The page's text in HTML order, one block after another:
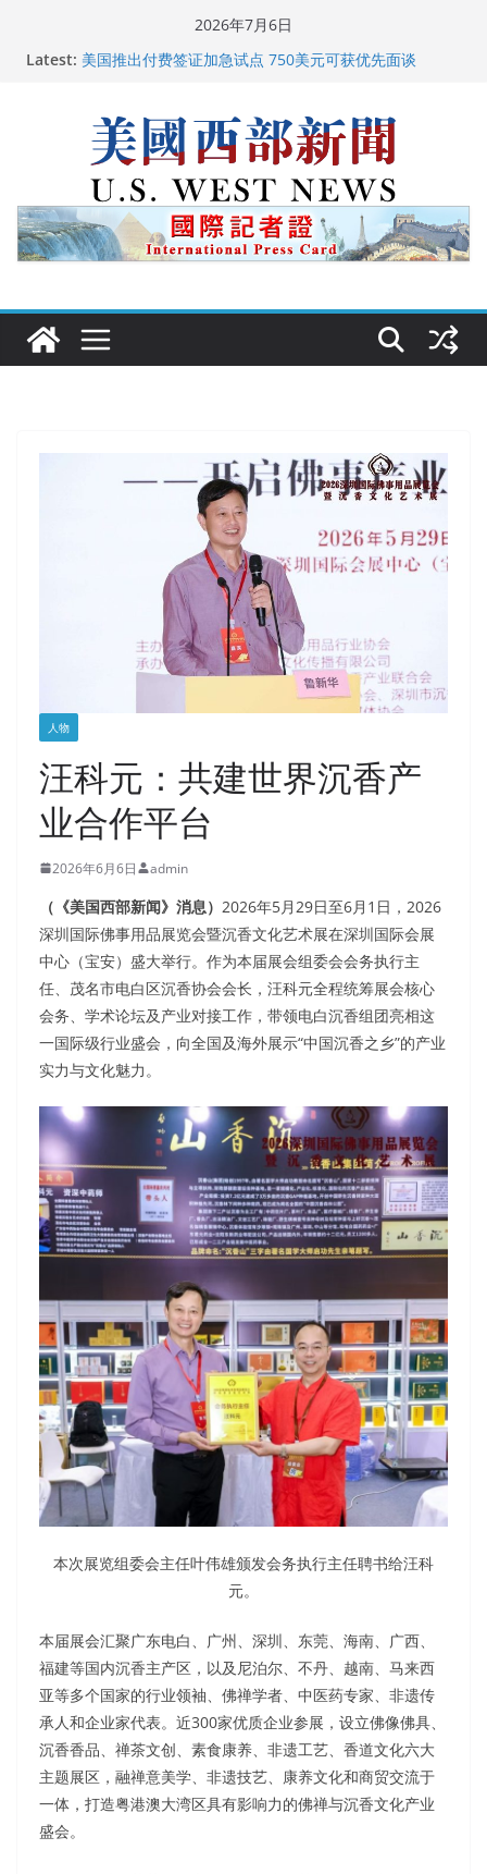
2026年7月6日
Latest: 广州市沉香协会会长周天明：让沉香有序走向世界
美国人
美国最高法院维持“出生公民权” : 出生在美国就是美国
人！
中国驻美国大使谢锋邀请美国老教师罗纳德·萨科尔斯基
再次访华
人物
汪科元：共建世界沉香产
业合作平台
2026年6月6日 admin
（《美国西部新闻》消息） 2026年5月29日至6月1日，2026
深圳国际佛事用品展览会暨沉香文化艺术展在深圳国际会展
中心（宝安）盛大举行。作为本届展会组委会会务执行主
任、茂名市电白区沉香协会会长，汪科元全程统筹展会核心
会务、学术论坛及产业对接工作，带领电白沉香组团亮相这
一国际级行业盛会，向全国及海外展示“中国沉香之乡”的产业
实力与文化魅力。
本次展览组委会主任叶伟雄颁发会务执行主任聘书给汪科
元。
本届展会汇聚广东电白、广州、深圳、东莞、海南、广西、
福建等国内沉香主产区，以及尼泊尔、不丹、越南、马来西
亚等多个国家的行业领袖、佛禅学者、中医药专家、非遗传
承人和企业家代表。近300家优质企业参展，设立佛像佛具、
沉香香品、禅茶文创、素食康养、非遗工艺、香道文化六大
主题展区，融禅意美学、非遗技艺、康养文化和商贸交流于
一体，打造粤港澳大湾区具有影响力的佛禅与沉香文化产业
盛会。